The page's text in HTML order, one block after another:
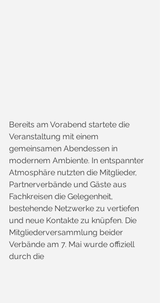
Bereits am Vorabend startete die
Veranstaltung mit einem
gemeinsamen Abendessen in
modernem Ambiente. In entspannter
Atmosphäre nutzten die Mitglieder,
Partnerverbände und Gäste aus
Fachkreisen die Gelegenheit,
bestehende Netzwerke zu vertiefen
und neue Kontakte zu knüpfen. Die
Mitgliederversammlung beider
Verbände am 7. Mai wurde offiziell
durch die